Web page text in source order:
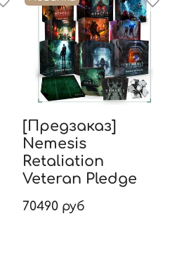
[Предзаказ]
Nemesis
Retaliation
Veteran Pledge
70490 руб